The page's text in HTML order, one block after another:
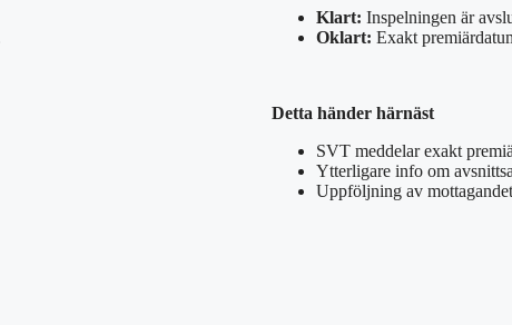
Klart: Inspelningen är
Oklart: Exakt
Detta händer härnäst
SVT meddelar exakt
Ytterligare info om
Uppföljning av